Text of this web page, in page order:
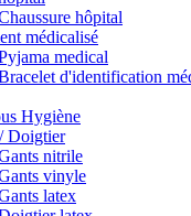
hôpital
médicalisé
medical
d'identification
Hygiène
Doigtier
nitrile
vinyle
latex